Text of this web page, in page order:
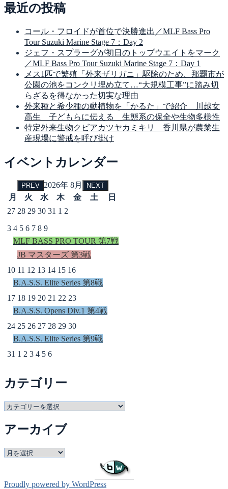
最近の投稿
コール・フロイドが首位で決勝進出／MLF Bass Pro
Tour Suzuki Marine Stage 7：Day 2
ジェフ・スプラーグが初日のトップウエイトをマーク
／MLF Bass Pro Tour Suzuki Marine Stage 7：Day 1
メス1匹で繁殖「外来ザリガニ」駆除のため、那覇市が
公園の池をコンクリ埋め立て…“大規模工事”に踏み切
らざるを得なかった切実な理由
外来種と希少種の動植物を「かるた」で紹介 川越女
高生 子どもらに伝える 生態系の保全や生物多様性
特定外来生物クビアカツヤカミキリ 香川県が農業生
産現場に警戒を呼び掛け
イベントカレンダー
PREV 2026年 8月 NEXT
月 火 水 木 金 土
日
27 28 29 30 31 1 2
3 4 5 6 7 8 9
MLF BASS PRO TOUR 第7戦
JB マスターズ 第3戦
10 11 12 13 14 15 16
B.A.S.S. Elite Series 第8戦
17 18 19 20 21 22 23
B.A.S.S. Opens Div.1 第4戦
24 25 26 27 28 29 30
B.A.S.S. Elite Series 第9戦
31 1 2 3 4 5 6
カテゴリー
カ
ゴ
ー
アーカイブ
ア
イ
Proudly powered by WordPress